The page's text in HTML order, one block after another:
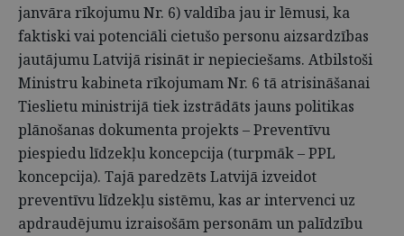
janvāra rīkojumu Nr. 6) valdība jau ir lēmusi, ka
faktiski vai potenciāli cietušo personu aizsardzības
jautājumu Latvijā risināt ir nepieciešams. Atbilstoši
Ministru kabineta rīkojumam Nr. 6 tā atrisināšanai
Tieslietu ministrijā tiek izstrādāts jauns politikas
plānošanas dokumenta projekts – Preventīvu
piespiedu līdzekļu koncepcija (turpmāk – PPL
koncepcija). Tajā paredzēts Latvijā izveidot
preventīvu līdzekļu sistēmu, kas ar intervenci uz
apdraudējumu izraisošām personām un palīdzību